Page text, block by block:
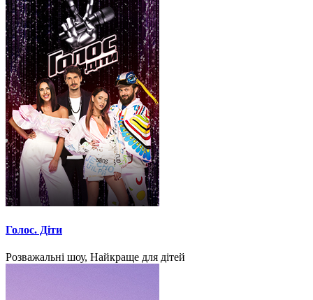
Голос. Діти
Розважальні шоу, Найкраще для дітей